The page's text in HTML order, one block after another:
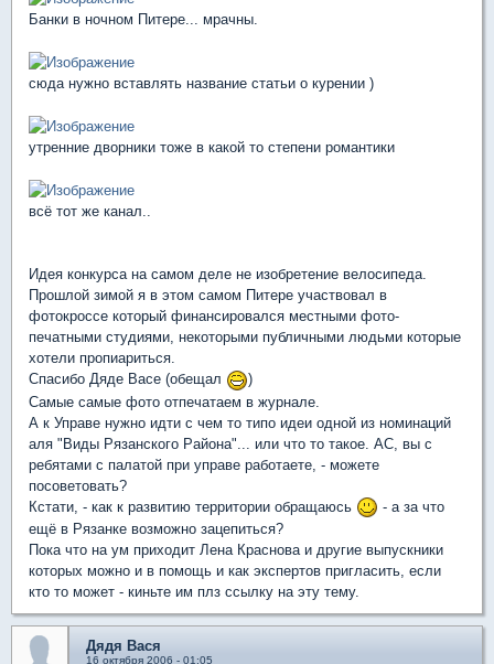
Банки в ночном Питере... мрачны.
сюда нужно вставлять название статьи о курении )
утренние дворники тоже в какой то степени романтики
всё тот же канал..
Идея конкурса на самом деле не изобретение велосипеда.
Прошлой зимой я в этом самом Питере участвовал в
фотокроссе который финансировался местными фото-
печатными студиями, некоторыми публичными людьми которые
хотели пропиариться.
Спасибо Дяде Васе (обещал
)
Самые самые фото отпечатаем в журнале.
А к Управе нужно идти с чем то типо идеи одной из номинаций
аля "Виды Рязанского Района"... или что то такое. АС, вы с
ребятами с палатой при управе работаете, - можете
посоветовать?
Кстати, - как к развитию территории обращаюсь
- а за что
ещё в Рязанке возможно зацепиться?
Пока что на ум приходит Лена Краснова и другие выпускники
которых можно и в помощь и как экспертов пригласить, если
кто то может - киньте им плз ссылку на эту тему.
Дядя Вася
16 октября 2006 - 01:05